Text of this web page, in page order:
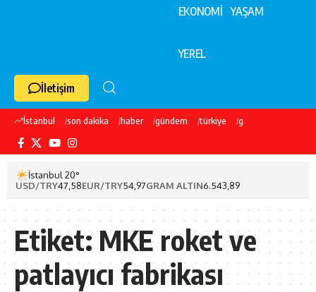
EKONOMİ YAŞAM
YEREL
İletişim
İstanbul son dakika haber gündem türkiye galatasaray
İstanbul 20°
USD/TRY47,58EUR/TRY54,97GRAM ALTIN6.543,89
Etiket: MKE roket ve
patlayıcı fabrikası